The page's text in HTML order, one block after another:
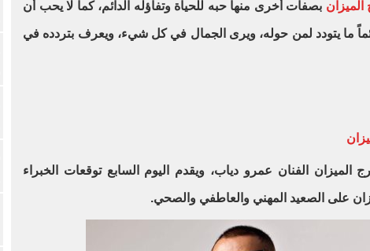
الميزان بصفات أخرى منها حبه للحياة وتفاؤله الدائم، كما لا يحب أن
ما يتودد لمن حوله، ويرى الجمال في كل شيء، ويعرف بتردده في
الميزان الفنان عمرو دياب، ويقدم اليوم السابع توقعات الخبراء
على الصعيد المهني والعاطفي والصحي.